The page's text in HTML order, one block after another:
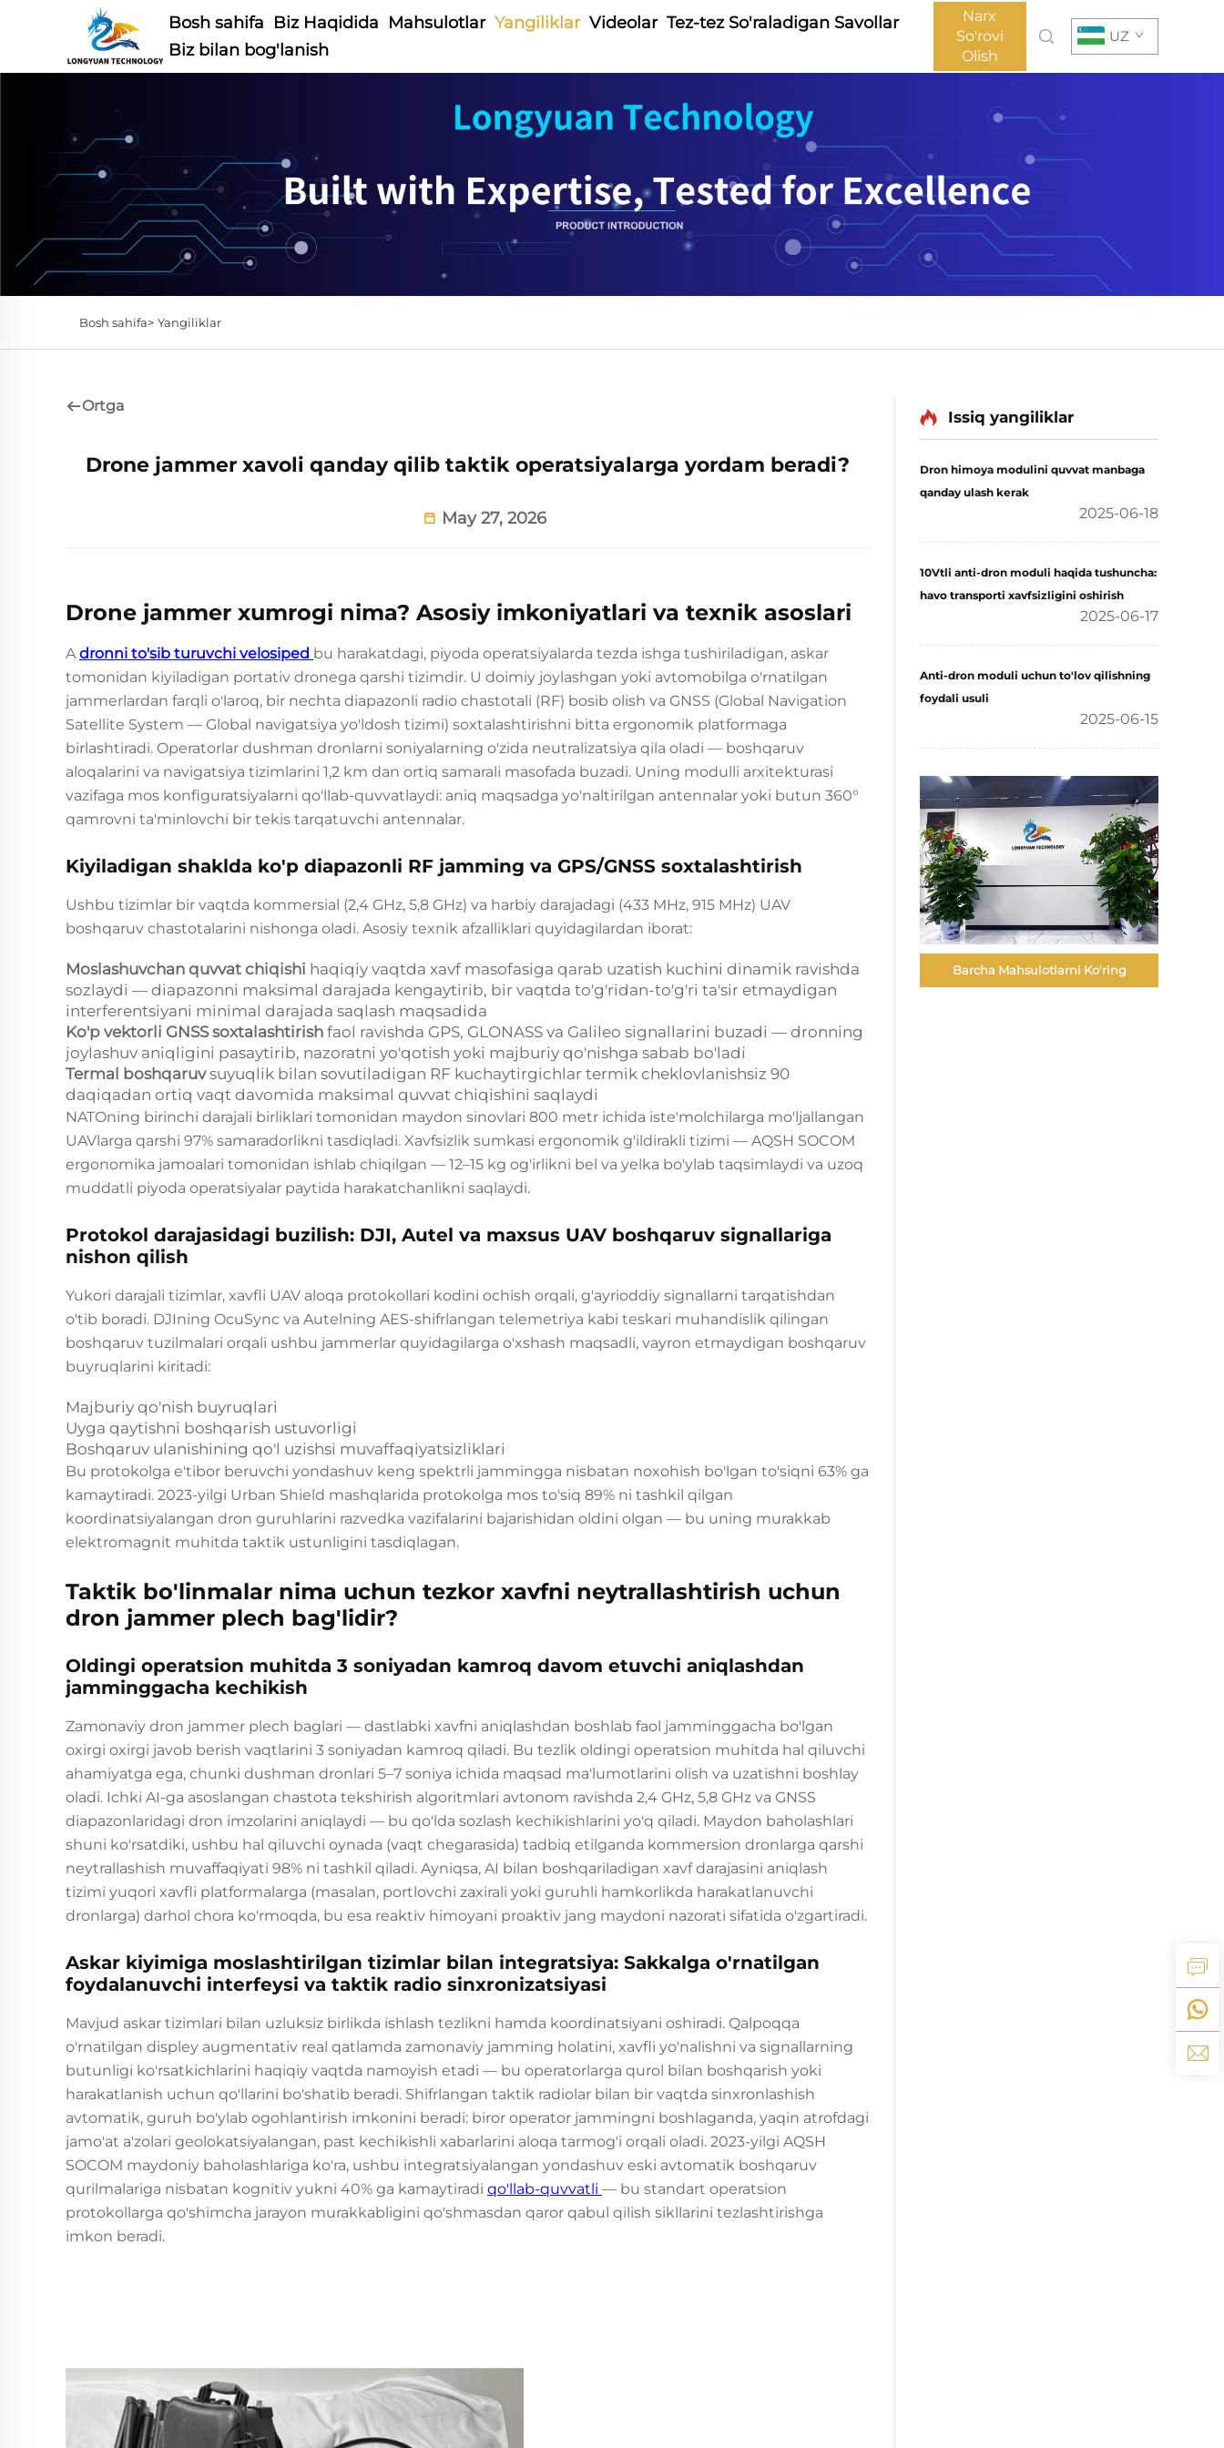
Bosh sahifa Biz Haqidida Mahsulotlar Yangiliklar Videolar Tez-tez So'raladigan Savollar
Biz bilan bog'lanish
Narx
So'rovi
Olish
UZ
Bosh sahifa> Yangiliklar
Ortga
Drone jammer xavoli qanday qilib taktik operatsiyalarga yordam beradi?
May 27, 2026
Drone jammer xumrogi nima? Asosiy imkoniyatlari va texnik asoslari
Adronni to'sib turuvchi velosiped bu harakatdagi, piyoda operatsiyalarda tezda ishga tushiriladigan, askar
tomonidan kiyiladigan portativ dronega qarshi tizimdir. U doimiy joylashgan yoki avtomobilga o'rnatilgan
jammerlardan farqli o'laroq, bir nechta diapazonli radio chastotali (RF) bosib olish va GNSS (Global Navigation
Satellite System — Global navigatsiya yo'ldosh tizimi) soxtalashtirishni bitta ergonomik platformaga
birlashtiradi. Operatorlar dushman dronlarni soniyalarning o'zida neutralizatsiya qila oladi — boshqaruv
aloqalarini va navigatsiya tizimlarini 1,2 km dan ortiq samarali masofada buzadi. Uning modulli arxitekturasi
vazifaga mos konfiguratsiyalarni qo'llab-quvvatlaydi: aniq maqsadga yo'naltirilgan antennalar yoki butun 360°
qamrovni ta'minlovchi bir tekis tarqatuvchi antennalar.
Kiyiladigan shaklda ko'p diapazonli RF jamming va GPS/GNSS soxtalashtirish
Ushbu tizimlar bir vaqtda kommersial (2,4 GHz, 5,8 GHz) va harbiy darajadagi (433 MHz, 915 MHz) UAV
boshqaruv chastotalarini nishonga oladi. Asosiy texnik afzalliklari quyidagilardan iborat:
Moslashuvchan quvvat chiqishi haqiqiy vaqtda xavf masofasiga qarab uzatish kuchini dinamik ravishda
sozlaydi — diapazonni maksimal darajada kengaytirib, bir vaqtda to'g'ridan-to'g'ri ta'sir etmaydigan
interferentsiyani minimal darajada saqlash maqsadida
Ko'p vektorli GNSS soxtalashtirish faol ravishda GPS, GLONASS va Galileo signallarini buzadi — dronning
joylashuv aniqligini pasaytirib, nazoratni yo'qotish yoki majburiy qo'nishga sabab bo'ladi
Termal boshqaruvsuyuqlik bilan sovutiladigan RF kuchaytirgichlar termik cheklovlanishsiz 90
daqiqadan ortiq vaqt davomida maksimal quvvat chiqishini saqlaydi
NATOning birinchi darajali birliklari tomonidan maydon sinovlari 800 metr ichida iste'molchilarga mo'ljallangan
UAVlarga qarshi 97% samaradorlikni tasdiqladi. Xavfsizlik sumkasi ergonomik g'ildirakli tizimi — AQSH SOCOM
ergonomika jamoalari tomonidan ishlab chiqilgan — 12–15 kg og'irlikni bel va yelka bo'ylab taqsimlaydi va uzoq
muddatli piyoda operatsiyalar paytida harakatchanlikni saqlaydi.
Protokol darajasidagi buzilish: DJI, Autel va maxsus UAV boshqaruv signallariga
nishon qilish
Yukori darajali tizimlar, xavfli UAV aloqa protokollari kodini ochish orqali, g'ayrioddiy signallarni tarqatishdan
o'tib boradi. DJIning OcuSync va Autelning AES-shifrlangan telemetriya kabi teskari muhandislik qilingan
boshqaruv tuzilmalari orqali ushbu jammerlar quyidagilarga o'xshash maqsadli, vayron etmaydigan boshqaruv
buyruqlarini kiritadi:
Majburiy qo'nish buyruqlari
Uyga qaytishni boshqarish ustuvorligi
Boshqaruv ulanishining qo'l uzishsi muvaffaqiyatsizliklari
Bu protokolga e'tibor beruvchi yondashuv keng spektrli jammingga nisbatan noxohish bo'lgan to'siqni 63% ga
kamaytiradi. 2023-yilgi Urban Shield mashqlarida protokolga mos to'siq 89% ni tashkil qilgan
koordinatsiyalangan dron guruhlarini razvedka vazifalarini bajarishidan oldini olgan — bu uning murakkab
elektromagnit muhitda taktik ustunligini tasdiqlagan.
Taktik bo'linmalar nima uchun tezkor xavfni neytrallashtirish uchun
dron jammer plech bag'lidir?
Oldingi operatsion muhitda 3 soniyadan kamroq davom etuvchi aniqlashdan
jamminggacha kechikish
Zamonaviy dron jammer plech baglari — dastlabki xavfni aniqlashdan boshlab faol jamminggacha bo'lgan
oxirgi oxirgi javob berish vaqtlarini 3 soniyadan kamroq qiladi. Bu tezlik oldingi operatsion muhitda hal qiluvchi
ahamiyatga ega, chunki dushman dronlari 5–7 soniya ichida maqsad ma'lumotlarini olish va uzatishni boshlay
oladi. Ichki AI-ga asoslangan chastota tekshirish algoritmlari avtonom ravishda 2,4 GHz, 5,8 GHz va GNSS
diapazonlaridagi dron imzolarini aniqlaydi — bu qo'lda sozlash kechikishlarini yo'q qiladi. Maydon baholashlari
shuni ko'rsatdiki, ushbu hal qiluvchi oynada (vaqt chegarasida) tadbiq etilganda kommersion dronlarga qarshi
neytrallashish muvaffaqiyati 98% ni tashkil qiladi. Ayniqsa, AI bilan boshqariladigan xavf darajasini aniqlash
tizimi yuqori xavfli platformalarga (masalan, portlovchi zaxirali yoki guruhli hamkorlikda harakatlanuvchi
dronlarga) darhol chora ko'rmoqda, bu esa reaktiv himoyani proaktiv jang maydoni nazorati sifatida o'zgartiradi.
Askar kiyimiga moslashtirilgan tizimlar bilan integratsiya: Sakkalga o'rnatilgan
foydalanuvchi interfeysi va taktik radio sinxronizatsiyasi
Mavjud askar tizimlari bilan uzluksiz birlikda ishlash tezlikni hamda koordinatsiyani oshiradi. Qalpoqqa
o'rnatilgan displey augmentativ real qatlamda zamonaviy jamming holatini, xavfli yo'nalishni va signallarning
butunligi ko'rsatkichlarini haqiqiy vaqtda namoyish etadi — bu operatorlarga qurol bilan boshqarish yoki
harakatlanish uchun qo'llarini bo'shatib beradi. Shifrlangan taktik radiolar bilan bir vaqtda sinxronlashish
avtomatik, guruh bo'ylab ogohlantirish imkonini beradi: biror operator jammingni boshlaganda, yaqin atrofdagi
jamo'at a'zolari geolokatsiyalangan, past kechikishli xabarlarini aloqa tarmog'i orqali oladi. 2023-yilgi AQSH
SOCOM maydoniy baholashlariga ko'ra, ushbu integratsiyalangan yondashuv eski avtomatik boshqaruv
qurilmalariga nisbatan kognitiv yukni 40% ga kamaytiradi qo'llab-quvvatli — bu standart operatsion
protokollarga qo'shimcha jarayon murakkabligini qo'shmasdan qaror qabul qilish sikllarini tezlashtirishga
imkon beradi.
Issiq yangiliklar
Dron himoya modulini quvvat manbaga
qanday ulash kerak
2025-06-18
10Vtli anti-dron moduli haqida tushuncha:
havo transporti xavfsizligini oshirish
2025-06-17
Anti-dron moduli uchun to'lov qilishning
foydali usuli
2025-06-15
Barcha Mahsulotlarni Ko'ring